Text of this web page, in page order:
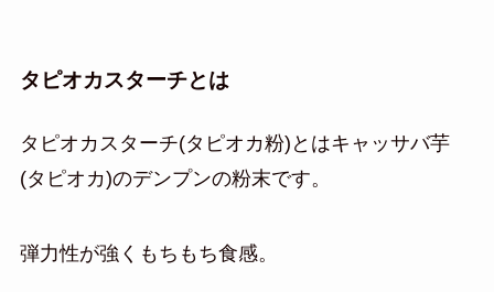
タピオカスターチとは
タピオカスターチ(タピオカ粉)とはキャッサバ芋
(タピオカ)のデンプンの粉末です。
弾力性が強くもちもち食感。